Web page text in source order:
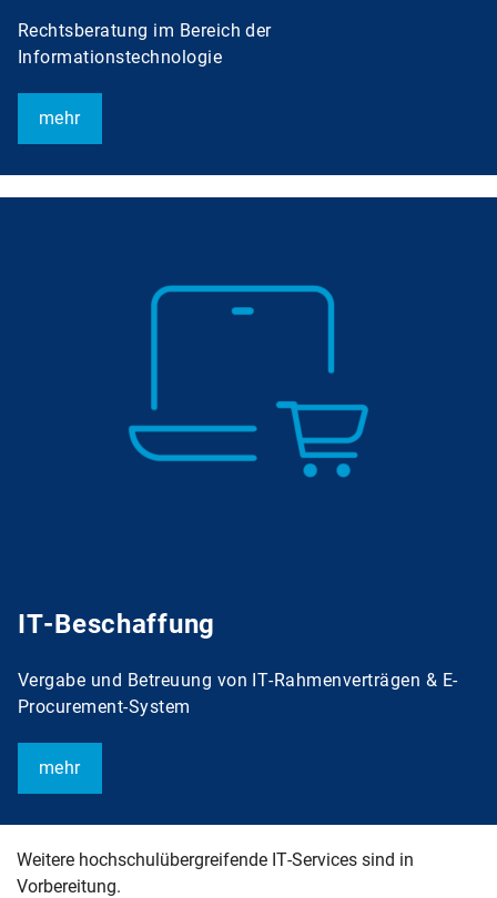
Rechtsberatung im Bereich der
Informationstechnologie
mehr
IT-Beschaffung
Vergabe und Betreuung von IT-Rahmenverträgen & E-
Procurement-System
mehr
Weitere hochschulübergreifende IT-Services sind in
Vorbereitung.